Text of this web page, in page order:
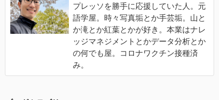
プレッソを勝手に応援していた人。元
語学屋。時々写真垢とか手芸垢。山と
か滝とか紅葉とかが好き。本業はナレ
ッジマネジメントとかデータ分析とか
の何でも屋。コロナワクチン接種済
み。